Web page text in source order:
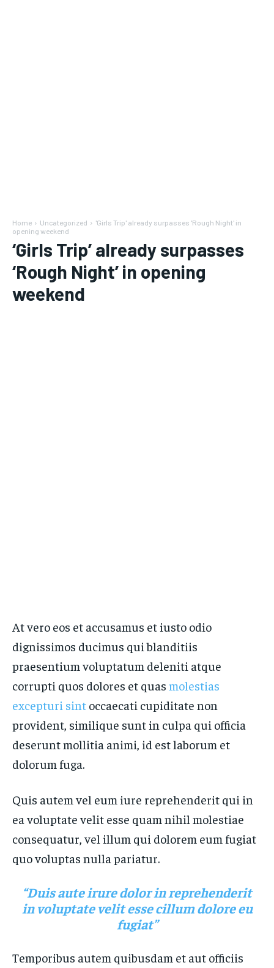
Home Uncategorized
'Girls Trip' already surpasses 'Rough Night' in
opening weekend
‘Girls Trip’ already surpasses
‘Rough Night’ in opening
weekend
At vero eos et accusamus et iusto odio
dignissimos ducimus qui blanditiis
praesentium voluptatum deleniti atque
corrupti quos dolores et quas molestias
excepturi sint occaecati cupiditate non
provident, similique sunt in culpa qui officia
deserunt mollitia animi, id est laborum et
dolorum fuga.
Quis autem vel eum iure reprehenderit qui in
ea voluptate velit esse quam nihil molestiae
consequatur, vel illum qui dolorem eum fugiat
quo voluptas nulla pariatur.
“Duis aute irure dolor in reprehenderit
in voluptate velit esse cillum dolore eu
fugiat”
Temporibus autem quibusdam et aut officiis